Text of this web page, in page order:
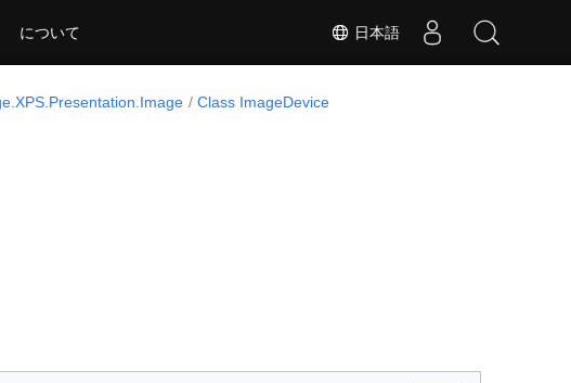
日本語
について
Class ImageDevice